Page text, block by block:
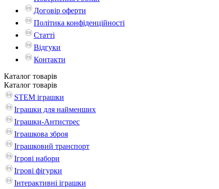
Договір оферти
Політика конфіденційності
Статті
Відгуки
Контакти
Каталог товарів
Каталог товарів
STEM іграшки
Іграшки для найменших
Іграшки-Антистрес
Іграшкова зброя
Іграшковий транспорт
Ігрові набори
Ігрові фігурки
Інтерактивні іграшки